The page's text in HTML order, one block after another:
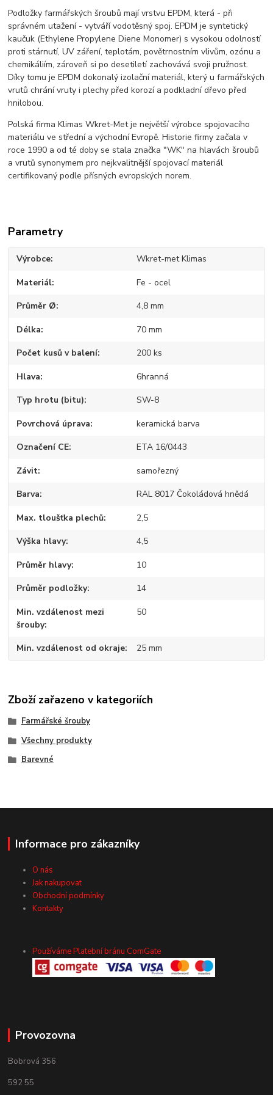
Podložky farmářských šroubů mají vrstvu EPDM, která - při
správném utažení - vytváří vodotěsný spoj. EPDM je syntetický
kaučuk (Ethylene Propylene Diene Monomer) s vysokou odolností
proti stárnutí, UV záření, teplotám, povětrnostním vlivům, ozónu a
chemikáliím, zároveň si po desetiletí zachovává svoji pružnost.
Díky tomu je EPDM dokonalý izolační materiál, který u farmářských
vrutů chrání vruty i plechy před korozí a podkladní dřevo před
hnilobou.
Polská firma Klimas Wkret-Met je největší výrobce spojovacího
materiálu ve střední a východní Evropě. Historie firmy začala v
roce 1990 a od té doby se stala značka "WK" na hlavách šroubů
a vrutů synonymem pro nejkvalitnější spojovací materiál
certifikovaný podle přísných evropských norem.
Parametry
Výrobce Wkret-met Klimas
Materiál Fe - ocel
Průměr Ø 4,8 mm
Délka 70 mm
Počet kusů v balení 200 ks
Hlava 6hranná
Typ hrotu (bitu) SW-8
Povrchová úprava keramická barva
Označení CE ETA 16/0443
Závit samořezný
Barva RAL 8017 Čokoládová hnědá
Max. tloušťka plechů 2,5
Výška hlavy 4,5
Průměr hlavy 10
Průměr podložky 14
Min. vzdálenost mezi
šrouby
50
Min. vzdálenost od okraje 25 mm
Zboží zařazeno v kategoriích
Farmářské šrouby
Všechny produkty
Barevné
Informace pro zákazníky
O nás
Jak nakupovat
Obchodní podmínky
Kontakty
Používáme Platební bránu ComGate
Provozovna
Bobrová 356
592 55